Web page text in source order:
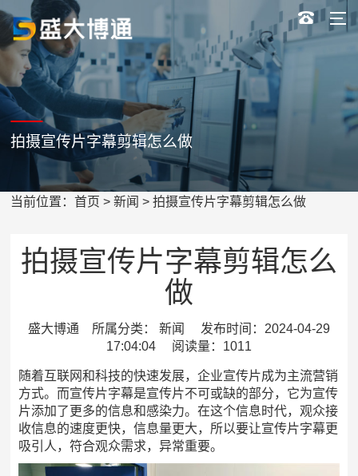
拍摄宣传片字幕剪辑怎么做
当前位置：首页 >新闻 > 拍摄宣传片字幕剪辑怎么做
拍摄宣传片字幕剪辑怎么
做
盛大博通 所属分类： 新闻 发布时间：2024-04-29
17:04:04 阅读量：1011
随着互联网和科技的快速发展，企业宣传片成为主流营销
方式。而宣传片字幕是宣传片不可或缺的部分，它为宣传
片添加了更多的信息和感染力。在这个信息时代，观众接
收信息的速度更快，信息量更大，所以要让宣传片字幕更
吸引人，符合观众需求，异常重要。